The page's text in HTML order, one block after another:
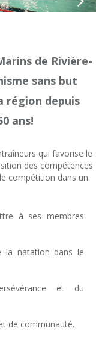
de Rivière-
sans but
région depuis
ans!
qui favorise le
des compétences
compétition dans un
à ses membres
la natation dans le
et du
de communauté.